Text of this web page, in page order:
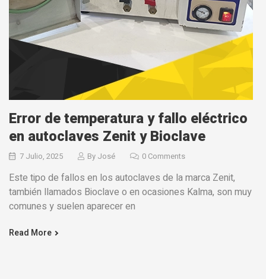
Error de temperatura y fallo eléctrico
en autoclaves Zenit y Bioclave
7 Julio, 2025 By José 0 Comments
Este tipo de fallos en los autoclaves de la marca Zenit,
también llamados Bioclave o en ocasiones Kalma, son muy
comunes y suelen aparecer en
Read More